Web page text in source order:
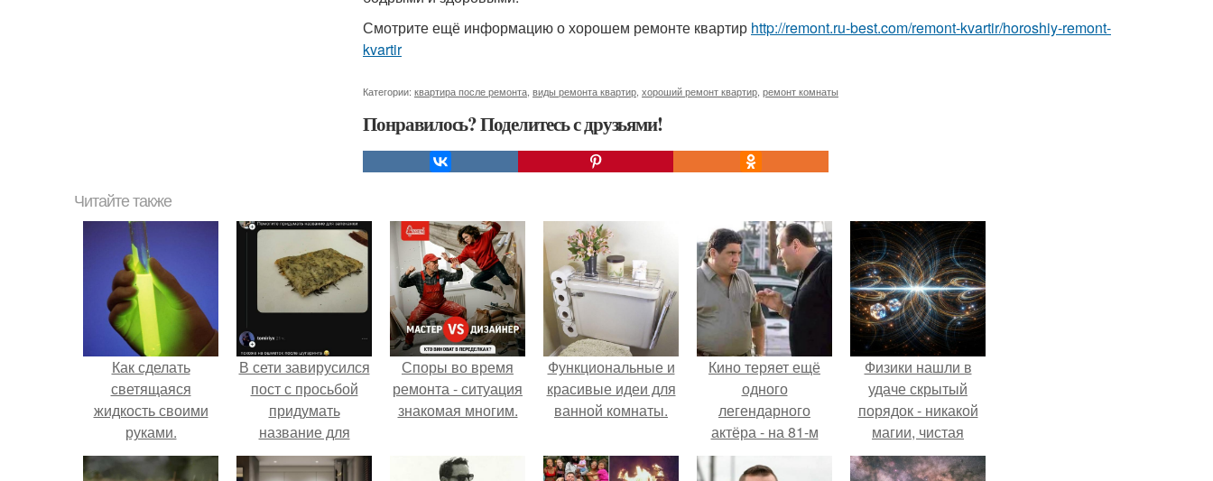
Смотрите ещё информацию о хорошем ремонте квартир http://remont.ru-best.com/remont-kvartir/horoshiy-remont-
kvartir
Категории: квартира после ремонта виды ремонта квартир хороший ремонт квартир ремонт комнаты
Понравилось? Поделитесь с друзьями!
Читайте также
Как сделать
светящаяся
жидкость своими
руками.
В сети завирусился
пост с просьбой
придумать
название для
домашней
запеканки.
Споры во время
ремонта - ситуация
знакомая многим.
Функциональные и
красивые идеи для
ванной комнаты.
Кино теряет ещё
одного
легендарного
актёра - на 81-м
году жизни не стало
Винсента пасторе.
Физики нашли в
удаче скрытый
порядок - никакой
магии, чистая
квантовая
механика.